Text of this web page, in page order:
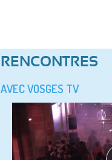
RENCONTRES
AVEC VOSGES TV